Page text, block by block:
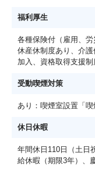
福利厚生
各種保険付（雇用、
休産休制度あり、介
加入、資格取得支援制
受動喫煙対策
あり：喫煙室設置「喫
休日休暇
年間休日110日（土日
給休暇（期限3年）、